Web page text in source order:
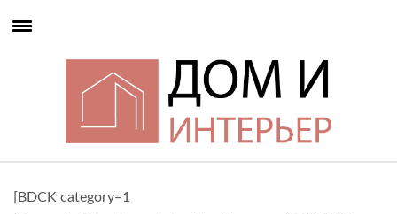
[BDCK category=1